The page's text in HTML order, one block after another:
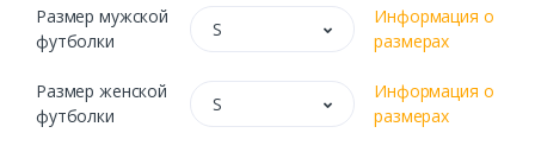
Размер мужской
футболки
S
Информация о
размерах
Размер женской
футболки
S
Информация о
размерах